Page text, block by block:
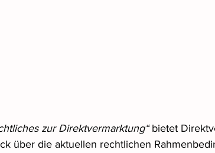
zur Direktvermarktung“ bietet
über die aktuellen rechtlichen